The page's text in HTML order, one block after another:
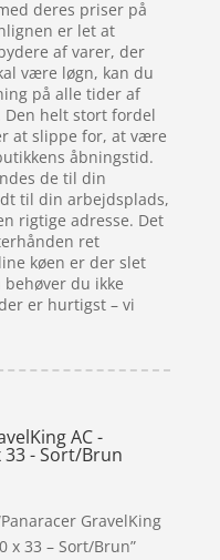
deres priser på
er let at
af varer, der
være løgn, kan du
på alle tider af
helt stort fordel
at slippe for, at være
åbningstid.
de til din
til din arbejdsplads,
rigtige adresse. Det
ret
køen er der slet
du ikke
er hurtigst – vi
AC -
33 - Sort/Brun
GravelKing
x 33 – Sort/Brun”